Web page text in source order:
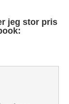
jeg stor pris